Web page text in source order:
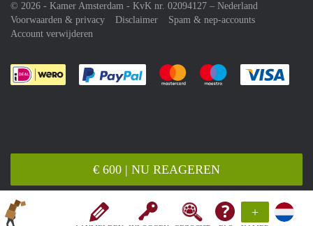
+
€ 600 | NU REAGEREN
© 2026 - Kamer Amsterdam - KvK nr. 02094127 – Nederland
Voorwaarden & privacy
Disclaimer
Spam & nep-accounts
Account verwijderen
Je rekent gemakkelijk af met Paypal
Je rekent gemakkelijk af met
Je rekent